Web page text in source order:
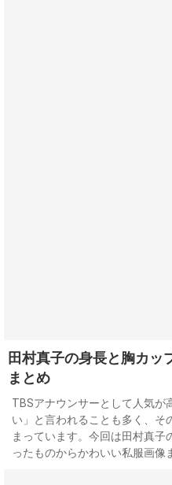
田村真子の身長と胸カッ
まとめ
TBSアナウンサーとして人気が
い」と言われることも多く、そ
まっています。今回は田村真
ったものからかわいい私服画像